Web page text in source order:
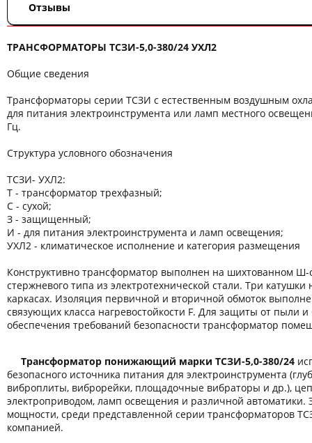
Отзывы
ТРАНСФОРМАТОРЫ ТСЗИ-5,0-380/24 УХЛ2
Общие сведения
Трансформаторы серии ТСЗИ с естественным воздушным
для питания электроинструмента или ламп местного
Гц.
Структура условного обозначения
ТСЗИ- УХЛ2:
Т - трансформатор трехфазный;
С - сухой;
З - защищенный;
И - для питания электроинструмента и ламп освещения;
УХЛ2 - климатическое исполнение и категория размещения
Конструктивно трансформатор выполнен на шихтованном Ш-
стержневого типа из электротехнической стали. Три
каркасах. Изоляция первичной и вторичной обмоток
связующих класса нагревостойкости F. Для защиты от пыли и
обеспечения требований безопасности трансформатор
Трансформатор понижающий марки ТСЗИ-5,0-380/24
безопасного источника питания для электроинструмента
виброплиты, виброрейки, площадочные вибраторы и др.),
электроприводом, ламп освещения и различной автоматики.
мощности, среди представленной серии трансформаторов
компанией.